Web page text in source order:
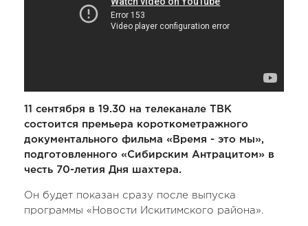
11 сентября в 19.30 на телеканале ТВК
состоится премьера короткометражного
документального фильма «Время - это мы»,
подготовленного «Сибирским Антрацитом» в
честь 70-летия Дня шахтера.
Он будет показан сразу после выпуска
программы «Новости Искитимского района».